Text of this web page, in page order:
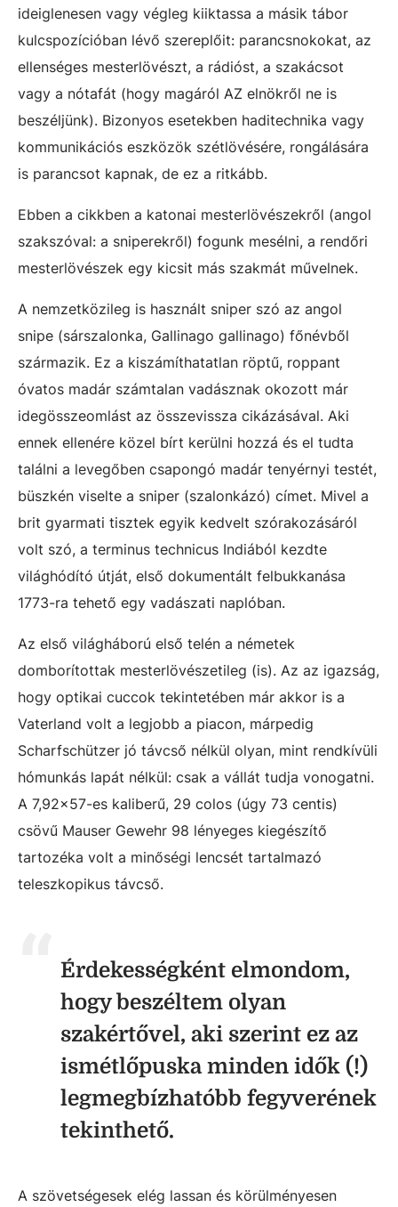
ideiglenesen vagy végleg kiiktassa a másik tábor
kulcspozícióban lévő szereplőit: parancsnokokat, az
ellenséges mesterlövészt, a rádióst, a szakácsot
vagy a nótafát (hogy magáról AZ elnökről ne is
beszéljünk). Bizonyos esetekben haditechnika vagy
kommunikációs eszközök szétlövésére, rongálására
is parancsot kapnak, de ez a ritkább.
Ebben a cikkben a katonai mesterlövészekről (angol
szakszóval: a sniperekről) fogunk mesélni, a rendőri
mesterlövészek egy kicsit más szakmát művelnek.
A nemzetközileg is használt sniper szó az angol
snipe (sárszalonka, Gallinago gallinago) főnévből
származik. Ez a kiszámíthatatlan röptű, roppant
óvatos madár számtalan vadásznak okozott már
idegösszeomlást az összevissza cikázásával. Aki
ennek ellenére közel bírt kerülni hozzá és el tudta
találni a levegőben csapongó madár tenyérnyi testét,
büszkén viselte a sniper (szalonkázó) címet. Mivel a
brit gyarmati tisztek egyik kedvelt szórakozásáról
volt szó, a terminus technicus Indiából kezdte
világhódító útját, első dokumentált felbukkanása
1773-ra tehető egy vadászati naplóban.
Az első világháború első telén a németek
domborítottak mesterlövészetileg (is). Az az igazság,
hogy optikai cuccok tekintetében már akkor is a
Vaterland volt a legjobb a piacon, márpedig
Scharfschützer jó távcső nélkül olyan, mint rendkívüli
hómunkás lapát nélkül: csak a vállát tudja vonogatni.
A 7,92×57-es kaliberű, 29 colos (úgy 73 centis)
csövű Mauser Gewehr 98 lényeges kiegészítő
tartozéka volt a minőségi lencsét tartalmazó
teleszkopikus távcső.
Érdekességként elmondom,
hogy beszéltem olyan
szakértővel, aki szerint ez az
ismétlőpuska minden idők (!)
legmegbízhatóbb fegyverének
tekinthető.
A szövetségesek elég lassan és körülményesen